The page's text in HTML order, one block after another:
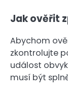
Jak ověřit
Abychom
zkontrolujte
událost
musí být